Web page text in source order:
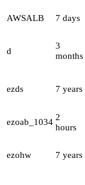
AWSALB 7 days
d
3
months
ezds 7 years
ezoab_1034 2
hours
ezohw 7 years